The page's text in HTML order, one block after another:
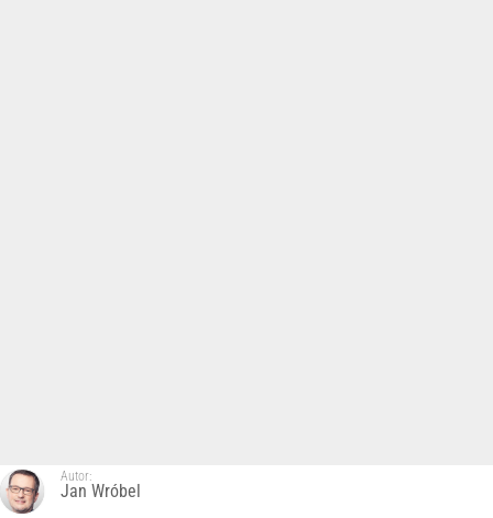
Autor:
Jan Wróbel